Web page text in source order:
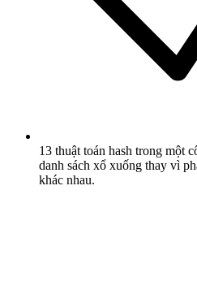
13 thuật toán hash trong một
danh sách xổ xuống thay vì
khác nhau.